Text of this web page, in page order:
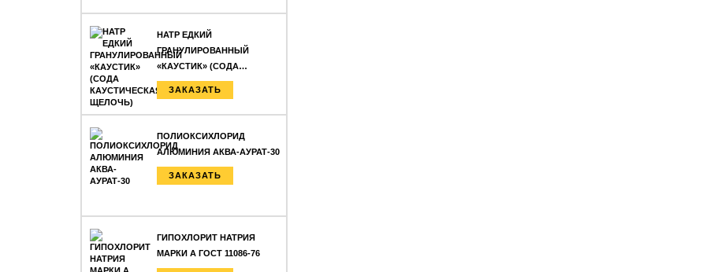
НАТР ЕДКИЙ
ГРАНУЛИРОВАННЫЙ
«КАУСТИК» (СОДА…
ЗАКАЗАТЬ
ПОЛИОКСИХЛОРИД
АЛЮМИНИЯ АКВА-АУРАТ-30
ЗАКАЗАТЬ
ГИПОХЛОРИТ НАТРИЯ
МАРКИ А ГОСТ 11086-76